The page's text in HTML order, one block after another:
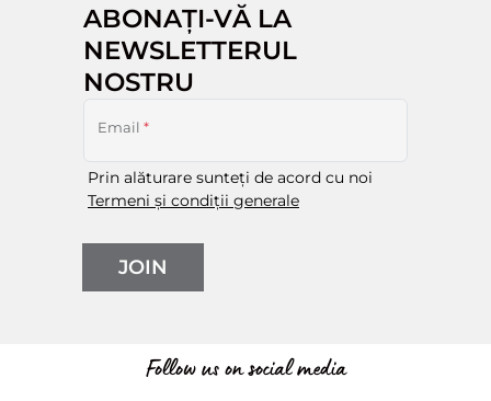
ABONAȚI-VĂ LA
NEWSLETTERUL
NOSTRU
Email *
Prin alăturare sunteți de acord cu noi
Termeni și condiții generale
JOIN
Follow us on social media